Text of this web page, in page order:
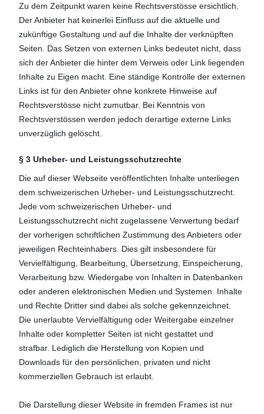
Zu dem Zeitpunkt waren keine Rechtsverstösse ersichtlich.
Der Anbieter hat keinerlei Einfluss auf die aktuelle und
zukünftige Gestaltung und auf die Inhalte der verknüpften
Seiten. Das Setzen von externen Links bedeutet nicht, dass
sich der Anbieter die hinter dem Verweis oder Link liegenden
Inhalte zu Eigen macht. Eine ständige Kontrolle der externen
Links ist für den Anbieter ohne konkrete Hinweise auf
Rechtsverstösse nicht zumutbar. Bei Kenntnis von
Rechtsverstössen werden jedoch derartige externe Links
unverzüglich gelöscht.
§ 3 Urheber- und Leistungsschutzrechte
Die auf dieser Webseite veröffentlichten Inhalte unterliegen
dem schweizerischen Urheber- und Leistungsschutzrecht.
Jede vom schweizerischen Urheber- und
Leistungsschutzrecht nicht zugelassene Verwertung bedarf
der vorherigen schriftlichen Zustimmung des Anbieters oder
jeweiligen Rechteinhabers. Dies gilt insbesondere für
Vervielfältigung, Bearbeitung, Übersetzung, Einspeicherung,
Verarbeitung bzw. Wiedergabe von Inhalten in Datenbanken
oder anderen elektronischen Medien und Systemen. Inhalte
und Rechte Dritter sind dabei als solche gekennzeichnet.
Die unerlaubte Vervielfältigung oder Weitergabe einzelner
Inhalte oder kompletter Seiten ist nicht gestattet und
strafbar. Lediglich die Herstellung von Kopien und
Downloads für den persönlichen, privaten und nicht
kommerziellen Gebrauch ist erlaubt.
Die Darstellung dieser Website in fremden Frames ist nur